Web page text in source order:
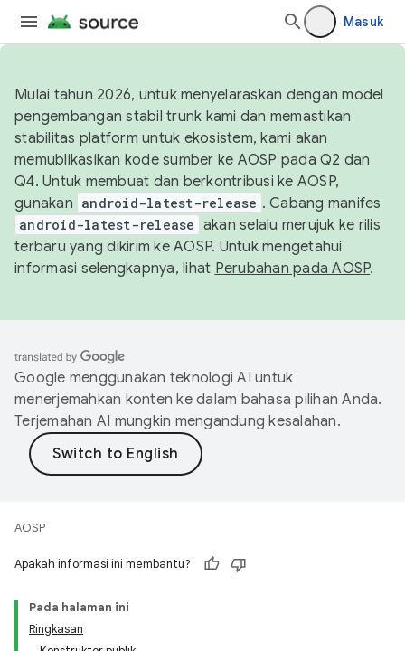
Masuk
Mulai tahun 2026, untuk menyelaraskan dengan model
pengembangan stabil trunk kami dan memastikan
stabilitas platform untuk ekosistem, kami akan
memublikasikan kode sumber ke AOSP pada Q2 dan
Q4. Untuk membuat dan berkontribusi ke AOSP,
gunakan android-latest-release . Cabang manifes
android-latest-release akan selalu merujuk ke rilis
terbaru yang dikirim ke AOSP. Untuk mengetahui
informasi selengkapnya, lihat Perubahan pada AOSP.
Google menggunakan teknologi AI untuk
menerjemahkan konten ke dalam bahasa pilihan Anda.
Terjemahan AI mungkin mengandung kesalahan.
AOSP
Apakah informasi ini membantu?
Pada halaman ini
Ringkasan